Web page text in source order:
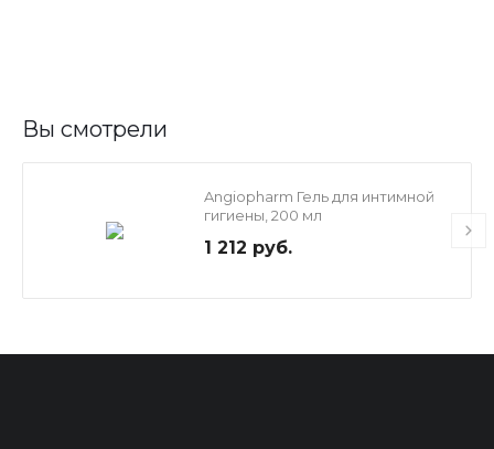
Вы смотрели
Angiopharm Гель для интимной
гигиены, 200 мл
1 212 руб.